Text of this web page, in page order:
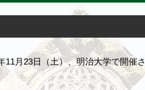
11月23日（土）、明治大学で開催さ